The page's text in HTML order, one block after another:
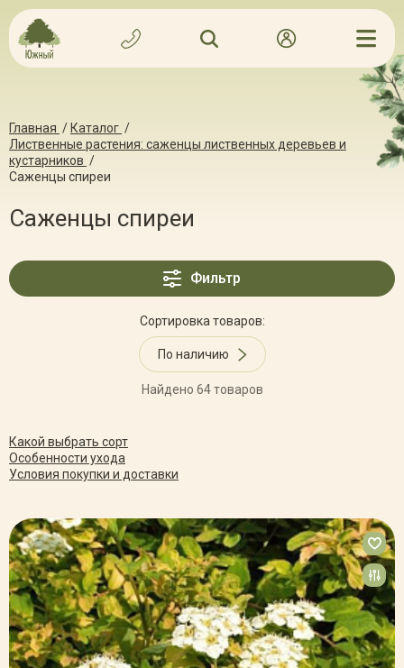
Главная / Каталог /
Лиственные растения: саженцы лиственных деревьев и
кустарников /
Саженцы спиреи
Саженцы спиреи
Фильтр
Сортировка товаров:
По наличию
Найдено 64 товаров
Какой выбрать сорт
Особенности ухода
Условия покупки и доставки